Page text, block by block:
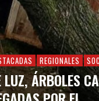
REGIONALES
LUZ, ÁRBOLES